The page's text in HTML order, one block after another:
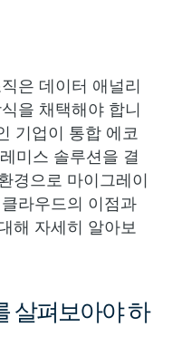
은 데이터 애널리
을 채택해야 합니
기업이 통합 에코
미스 솔루션을 결
경으로 마이그레이
라우드의 이점과
해 자세히 알아보
살펴보아야 하